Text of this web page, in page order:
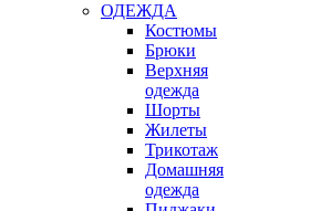
ОДЕЖДА
Костюмы
Брюки
Верхняя
одежда
Шорты
Жилеты
Трикотаж
Домашняя
одежда